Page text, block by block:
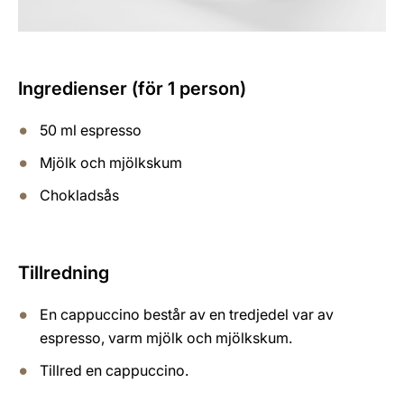
Ingredienser (för 1 person)
50 ml espresso
Mjölk och mjölkskum
Chokladsås
Tillredning
En cappuccino består av en tredjedel var av
espresso, varm mjölk och mjölkskum.
Tillred en cappuccino.